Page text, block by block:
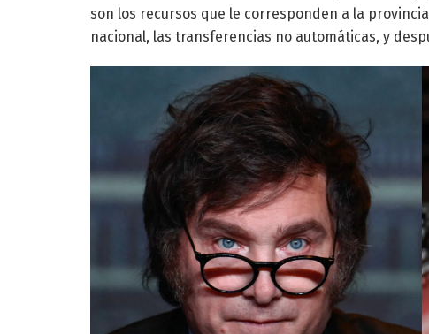
son los recursos que le corresponden a la
nacional, las transferencias no automáticas, y